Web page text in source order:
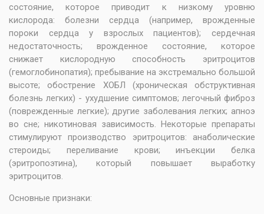
состояние, которое приводит к низкому уровню
кислорода: болезни сердца (например, врожденные
пороки сердца у взрослых пациентов); сердечная
недостаточность; врожденное состояние, которое
снижает кислородную способность эритроцитов
(гемоглобинопатия); пребывание на экстремально большой
высоте; обострение ХОБЛ (хроническая обструктивная
болезнь легких) - ухудшение симптомов; легочный фиброз
(поврежденные легкие); другие заболевания легких; апноэ
во сне; никотиновая зависимость. Некоторые препараты
стимулируют производство эритроцитов: анаболические
стероиды; переливание крови; инъекции белка
(эритропоэтина), который повышает выработку
эритроцитов.
Основные признаки: